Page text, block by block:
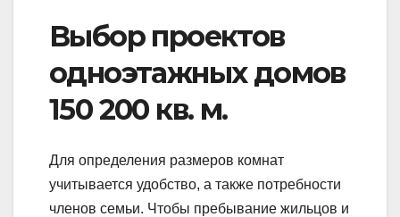
Выбор проектов
одноэтажных домов
150 200 кв. м.
Для определения размеров комнат
учитывается удобство, а также потребности
членов семьи. Чтобы пребывание жильцов и